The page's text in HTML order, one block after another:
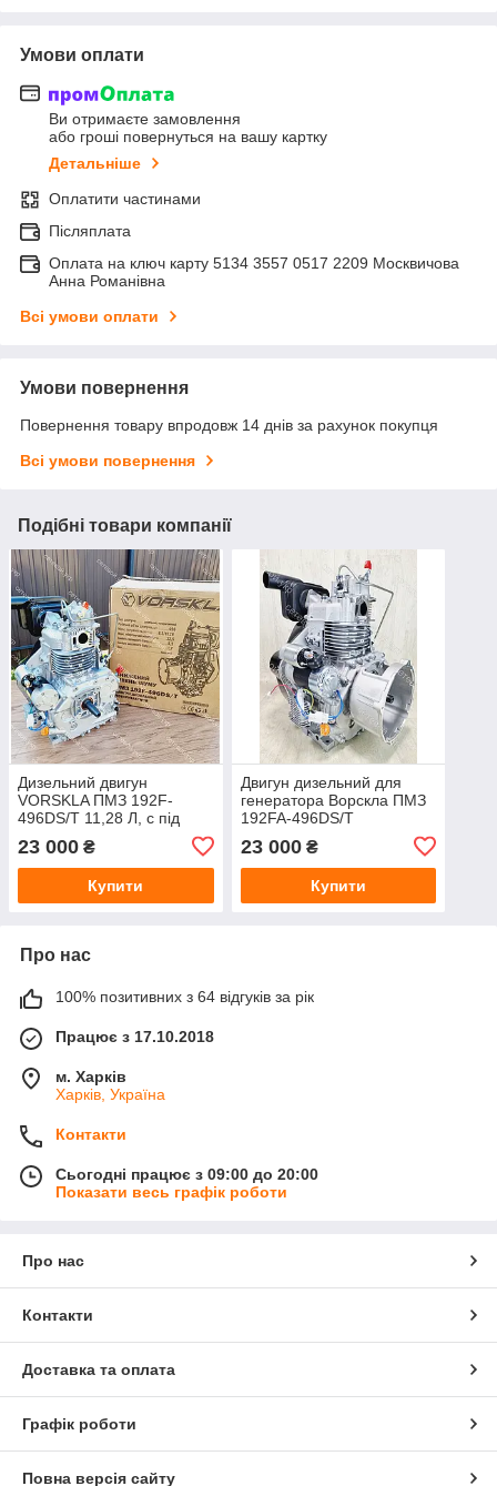
Умови оплати
Ви отримаєте замовлення
або гроші повернуться на вашу картку
Детальніше
Оплатити частинами
Післяплата
Оплата на ключ карту 5134 3557 0517 2209 Москвичова
Анна Романівна
Всі умови оплати
Умови повернення
Повернення товару впродовж 14 днів за рахунок покупця
Всі умови повернення
Подібні товари компанії
Дизельний двигун
VORSKLA ПМЗ 192F-
496DS/T 11,28 Л, с під
генератора
23 000 ₴
Купити
Двигун дизельний для
генератора Ворскла ПМЗ
192FA-496DS/T
23 000₴
Купити
Про нас
100% позитивних з 64 відгуків за рік
Працює з 17.10.2018
м. Харків
Харків, Україна
Контакти
Сьогодні працює з 09:00 до 20:00
Показати весь графік роботи
Про нас
Контакти
Доставка та оплата
Графік роботи
Повна версія сайту